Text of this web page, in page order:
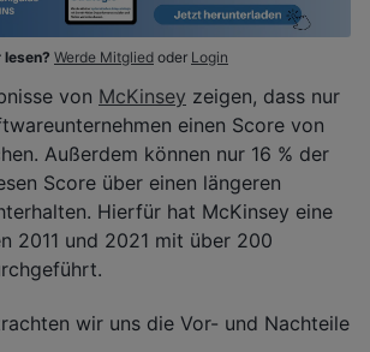
lesen? Werde Mitglied oder Login
von McKinsey zeigen, dass nur
einen Score von
Außerdem können nur 16 % der
Score über einen längeren
Hierfür hat McKinsey eine
2011 und 2021 mit über 200
wir uns die Vor- und Nachteile